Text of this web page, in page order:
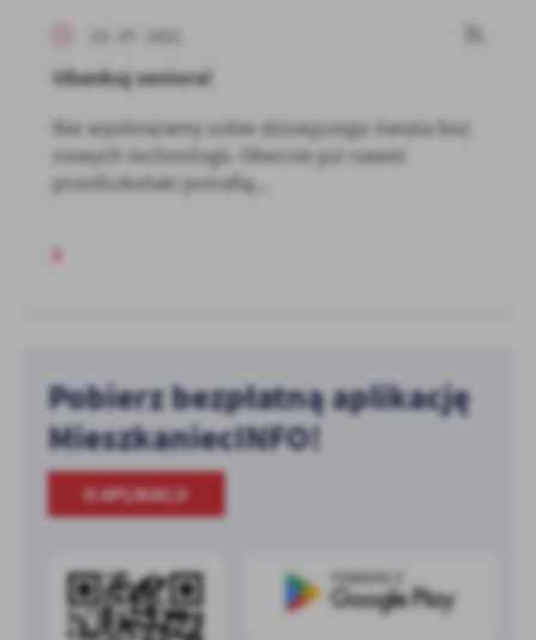
Ubankuj seniora!
Nie wyobrażamy sobie dzisiejszego świata bez
nowych technologii. Obecnie już nawet
przedszkolaki potrafią...
Pobierz bezpłatną aplikację
MieszkaniecINFO!
O APLIKACJI